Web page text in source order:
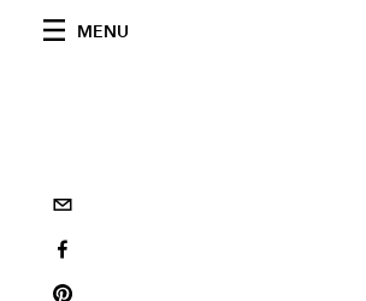
MENU